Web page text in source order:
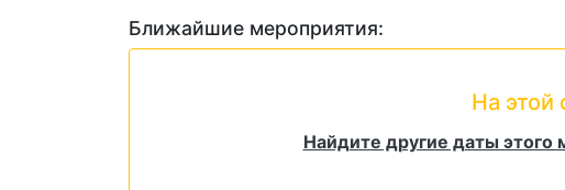
Ближайшие мероприятия:
На этой
Найдите другие даты